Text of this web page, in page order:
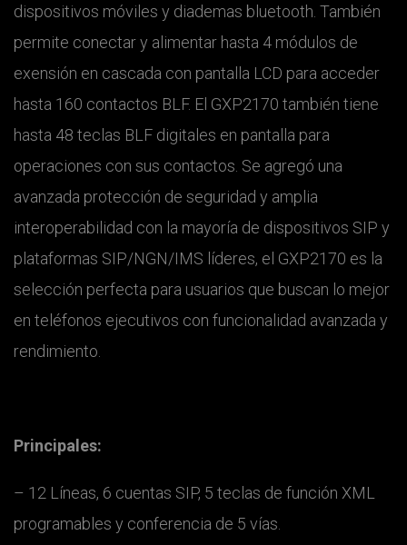
dispositivos móviles y diademas bluetooth. También
permite conectar y alimentar hasta 4 módulos de
exensión en cascada con pantalla LCD para acceder
hasta 160 contactos BLF. El GXP2170 también tiene
hasta 48 teclas BLF digitales en pantalla para
operaciones con sus contactos. Se agregó una
avanzada protección de seguridad y amplia
interoperabilidad con la mayoría de dispositivos SIP y
plataformas SIP/NGN/IMS líderes, el GXP2170 es la
selección perfecta para usuarios que buscan lo mejor
en teléfonos ejecutivos con funcionalidad avanzada y
rendimiento.
Principales:
– 12 Líneas, 6 cuentas SIP, 5 teclas de función XML
programables y conferencia de 5 vías.